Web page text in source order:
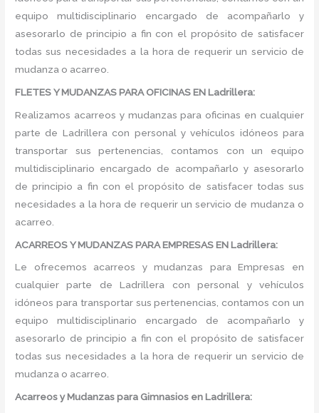
equipo multidisciplinario encargado de acompañarlo y
asesorarlo de principio a fin con el propósito de satisfacer
todas sus necesidades a la hora de requerir un servicio de
mudanza o acarreo.
FLETES Y MUDANZAS PARA OFICINAS EN Ladrillera:
Realizamos acarreos y mudanzas para oficinas en cualquier
parte de Ladrillera con personal y vehículos idóneos para
transportar sus pertenencias, contamos con un equipo
multidisciplinario encargado de acompañarlo y asesorarlo
de principio a fin con el propósito de satisfacer todas sus
necesidades a la hora de requerir un servicio de mudanza o
acarreo.
ACARREOS Y MUDANZAS PARA EMPRESAS EN Ladrillera:
Le ofrecemos acarreos y mudanzas para Empresas en
cualquier parte de Ladrillera con personal y vehículos
idóneos para transportar sus pertenencias, contamos con un
equipo multidisciplinario encargado de acompañarlo y
asesorarlo de principio a fin con el propósito de satisfacer
todas sus necesidades a la hora de requerir un servicio de
mudanza o acarreo.
Acarreos y Mudanzas para Gimnasios en Ladrillera: